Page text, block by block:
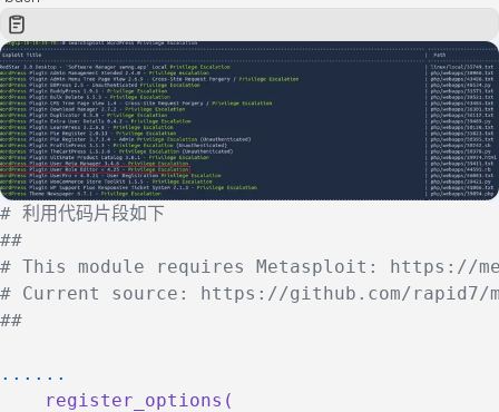
# 利用代码片段如下
##
# This module requires Metasploit: https://
# Current source: https://github.com/rapid7/
##
......
    register_options(